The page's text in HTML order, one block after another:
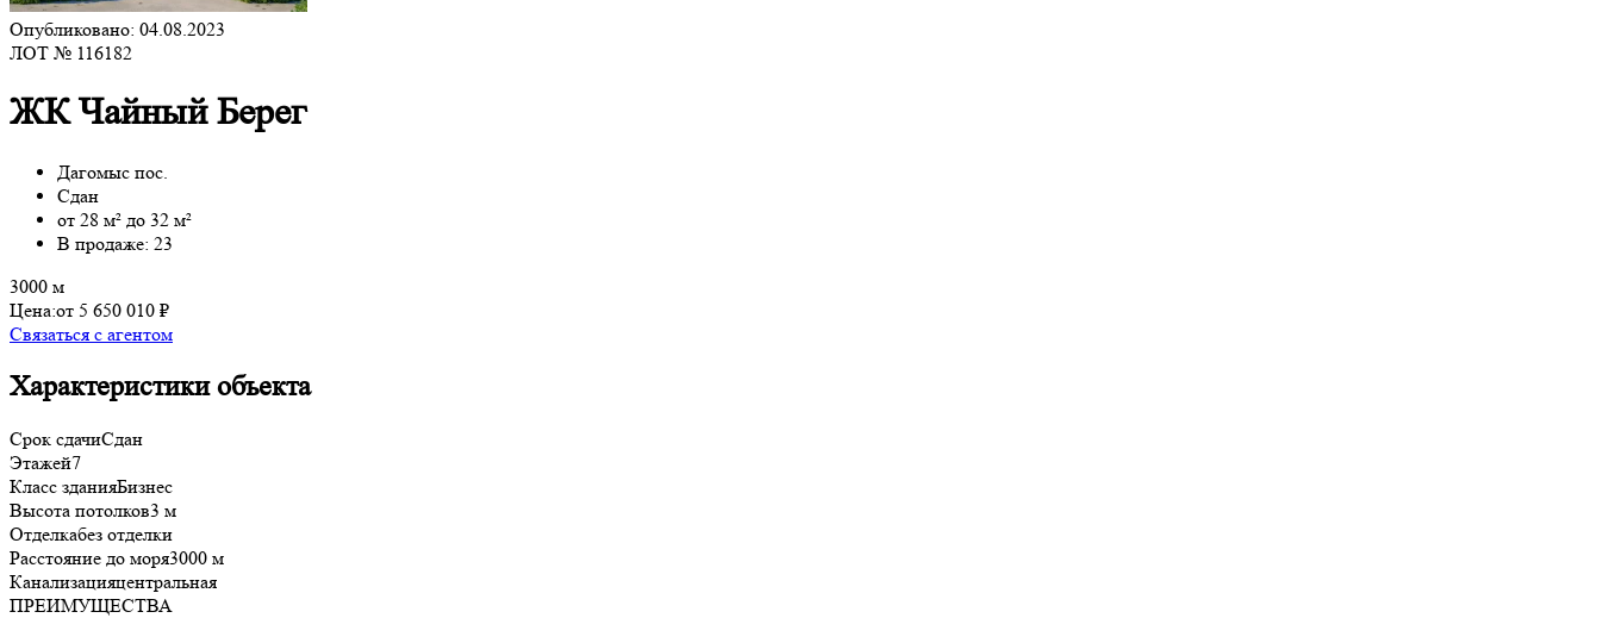
Опубликовано: 04.08.2023
ЛОТ № 116182
ЖК Чайный Берег
Дагомыс пос.
Сдан
от 28 м² до 32 м²
В продаже: 23
3000 м
Цена:от 5 650 010 ₽
Связаться с агентом
Характеристики объекта
Срок сдачиСдан
Этажей7
Класс зданияБизнес
Высота потолков3 м
Отделкабез отделки
Расстояние до моря3000 м
Канализацияцентральная
ПРЕИМУЩЕСТВА